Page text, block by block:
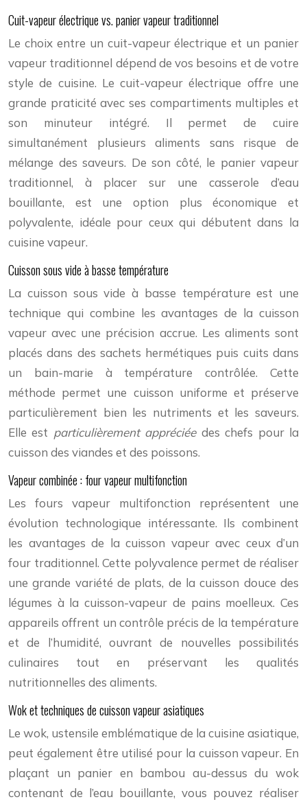
Cuit-vapeur électrique vs. panier vapeur traditionnel
Le choix entre un cuit-vapeur électrique et un panier
vapeur traditionnel dépend de vos besoins et de votre
style de cuisine. Le cuit-vapeur électrique offre une
grande praticité avec ses compartiments multiples et
son minuteur intégré. Il permet de cuire
simultanément plusieurs aliments sans risque de
mélange des saveurs. De son côté, le panier vapeur
traditionnel, à placer sur une casserole d’eau
bouillante, est une option plus économique et
polyvalente, idéale pour ceux qui débutent dans la
cuisine vapeur.
Cuisson sous vide à basse température
La cuisson sous vide à basse température est une
technique qui combine les avantages de la cuisson
vapeur avec une précision accrue. Les aliments sont
placés dans des sachets hermétiques puis cuits dans
un bain-marie à température contrôlée. Cette
méthode permet une cuisson uniforme et préserve
particulièrement bien les nutriments et les saveurs.
Elle est particulièrement appréciée des chefs pour la
cuisson des viandes et des poissons.
Vapeur combinée : four vapeur multifonction
Les fours vapeur multifonction représentent une
évolution technologique intéressante. Ils combinent
les avantages de la cuisson vapeur avec ceux d’un
four traditionnel. Cette polyvalence permet de réaliser
une grande variété de plats, de la cuisson douce des
légumes à la cuisson-vapeur de pains moelleux. Ces
appareils offrent un contrôle précis de la température
et de l’humidité, ouvrant de nouvelles possibilités
culinaires tout en préservant les qualités
nutritionnelles des aliments.
Wok et techniques de cuisson vapeur asiatiques
Le wok, ustensile emblématique de la cuisine asiatique,
peut également être utilisé pour la cuisson vapeur. En
plaçant un panier en bambou au-dessus du wok
contenant de l’eau bouillante, vous pouvez réaliser